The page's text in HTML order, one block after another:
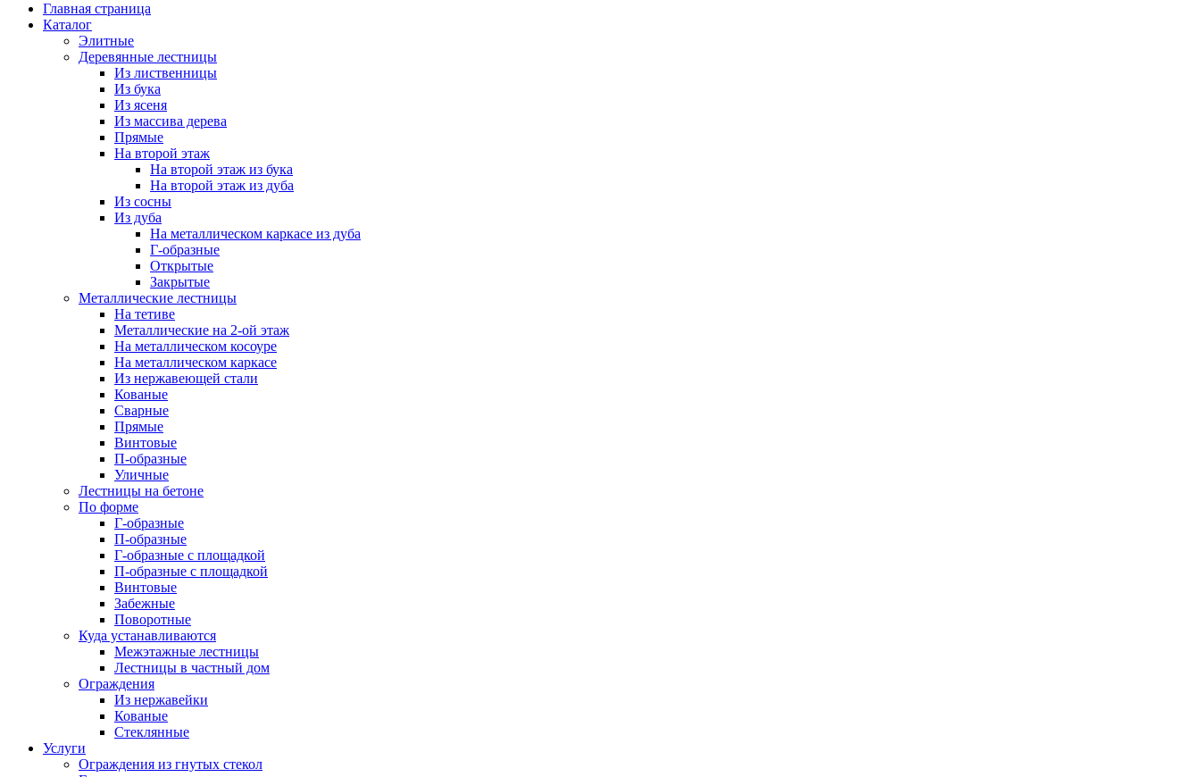
Главная страница
Каталог
Элитные
Деревянные лестницы
Из лиственницы
Из бука
Из ясеня
Из массива дерева
Прямые
На второй этаж
На второй этаж из бука
На второй этаж из дуба
Из сосны
Из дуба
На металлическом каркасе из дуба
Г-образные
Открытые
Закрытые
Металлические лестницы
На тетиве
Металлические на 2-ой этаж
На металлическом косоуре
На металлическом каркасе
Из нержавеющей стали
Кованые
Сварные
Прямые
Винтовые
П-образные
Уличные
Лестницы на бетоне
По форме
Г-образные
П-образные
Г-образные с площадкой
П-образные с площадкой
Винтовые
Забежные
Поворотные
Куда устанавливаются
Межэтажные лестницы
Лестницы в частный дом
Ограждения
Из нержавейки
Кованые
Стеклянные
Услуги
Ограждения из гнутых стекол